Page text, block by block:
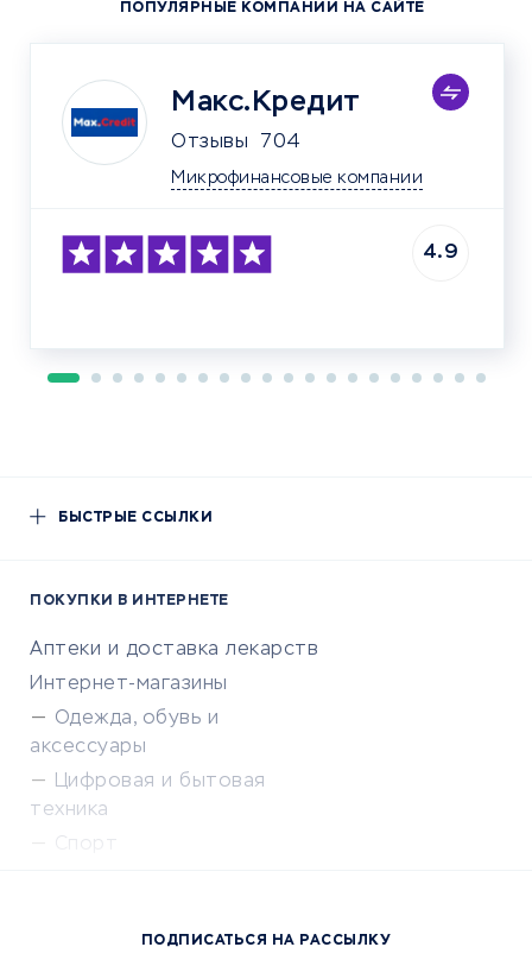
ПОПУЛЯРНЫЕ КОМПАНИИ НА САЙТЕ
Макс.Кредит
Отзывы 704
Микрофинансовые компании
4.9
БЫСТРЫЕ ССЫЛКИ
ПОКУПКИ В ИНТЕРНЕТЕ
Аптеки и доставка лекарств
Интернет-магазины
Одежда, обувь и
аксессуары
Цифровая и бытовая
техника
Спорт
Сервисы доставкиПОДПИСАТЬСЯ НА РАССЫЛКУ